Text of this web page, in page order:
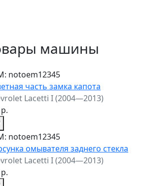
машины
notoem12345
часть замка капота
Lacetti I (2004—2013)
р.
notoem12345
омывателя заднего стекла
Lacetti I (2004—2013)
р.